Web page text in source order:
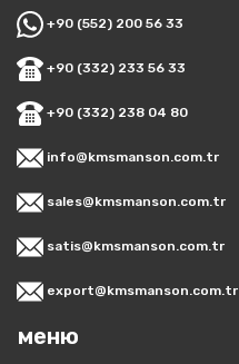
+90 (552) 200 56 33
+90 (332) 233 56 33
+90 (332) 238 04 80
info@kmsmanson.com.tr
sales@kmsmanson.com.tr
satis@kmsmanson.com.tr
export@kmsmanson.com.tr
меню